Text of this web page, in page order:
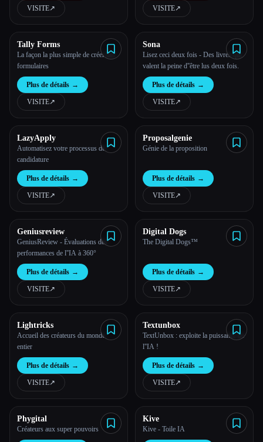
Esc
VISITE↗︎ VISITE↗︎
Tally Forms
La façon la plus simple de créer des
formulaires
Plus de détails →
VISITE↗︎
Sona
Lisez ceci deux fois - Des livres qui
valent la peine d''être lus deux fois.
Plus de détails →
VISITE↗︎
LazyApply
Automatisez votre processus de
candidature
Plus de détails →
VISITE↗︎
Proposalgenie
Génie de la proposition
Plus de détails →
VISITE↗︎
Geniusreview
GeniusReview - Évaluations des
performances de l''IA à 360°
Plus de détails →
VISITE↗︎
Digital Dogs
The Digital Dogs™
Plus de détails →
VISITE↗︎
Lightricks
Accueil des créateurs du monde
entier
Plus de détails →
VISITE↗︎
Textunbox
TextUnbox : exploite la puissance de
l''IA !
Plus de détails →
VISITE↗︎
Phygital
Créateurs aux super pouvoirs
Kive
Kive - Toile IA